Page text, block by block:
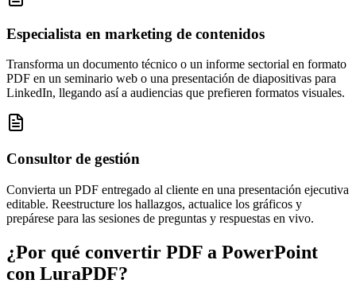
Especialista en marketing de contenidos
Transforma un documento técnico o un informe sectorial en formato
PDF en un seminario web o una presentación de diapositivas para
LinkedIn, llegando así a audiencias que prefieren formatos visuales.
Consultor de gestión
Convierta un PDF entregado al cliente en una presentación ejecutiva
editable. Reestructure los hallazgos, actualice los gráficos y
prepárese para las sesiones de preguntas y respuestas en vivo.
¿Por qué convertir PDF a PowerPoint
con LuraPDF?